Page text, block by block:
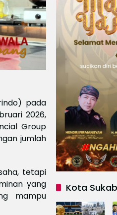
pada
2026,
Group
jumlah
tetapi
yang
mampu
Kota